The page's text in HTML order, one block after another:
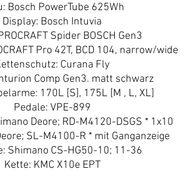
Bosch PowerTube 625Wh
Display: Bosch Intuvia
Spider BOSCH Gen3
Pro 42T, BCD 104, narrow/wide
Curana Fly
Comp Gen3. matt schwarz
170L [S], 175L [M , L, XL]
Pedale: VPE-899
Deore; RD-M4120-DSGS * 1x10
SL-M4100-R * mit Ganganzeige
Shimano CS-HG50-10; 11-36
Kette: KMC X10e EPT